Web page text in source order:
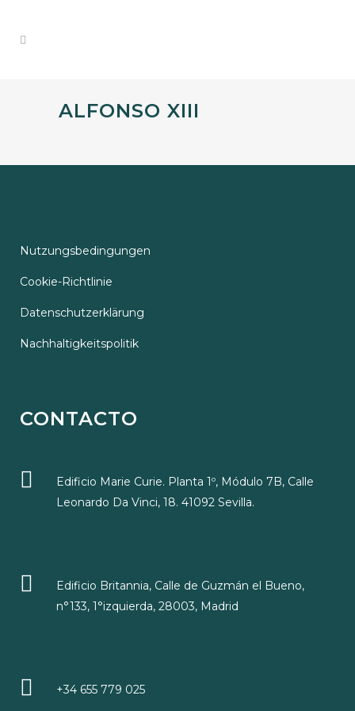
ALFONSO XIII
Nutzungsbedingungen
Cookie-Richtlinie
Datenschutzerklärung
Nachhaltigkeitspolitik
CONTACTO
Edificio Marie Curie. Planta 1º, Módulo 7B, Calle
Leonardo Da Vinci, 18. 41092 Sevilla.
Edificio Britannia, Calle de Guzmán el Bueno,
n°133, 1°izquierda, 28003, Madrid
+34 655 779 025